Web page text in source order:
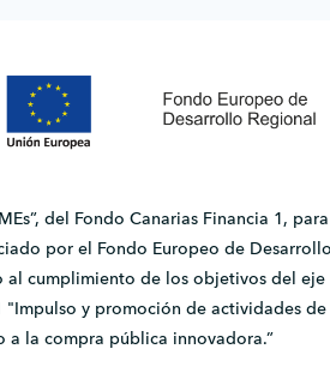
del Fondo Canarias Financia 1, para
por el Fondo Europeo de Desarrollo
al cumplimiento de los objetivos del eje
y promoción de actividades de
a la compra pública innovadora.”